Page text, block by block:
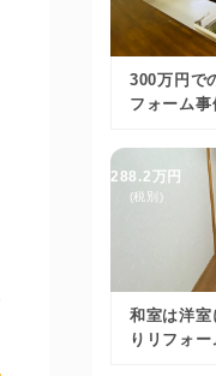
300万円で
フォーム
288.2万円
(税別)
和室は洋室
りリフォ